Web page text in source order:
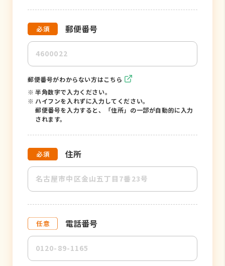
郵便番号
郵便番号がわからない方はこちら
※ 半角数字で入力ください。
※ ハイフンを入れずに入力してください。
郵便番号を入力すると、「住所」の一部が自動的に入力
されます。
住所
電話番号